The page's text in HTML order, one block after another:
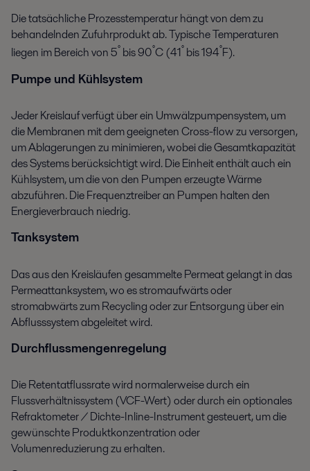
Die tatsächliche Prozesstemperatur hängt von dem zu
behandelnden Zufuhrprodukt ab. Typische Temperaturen
liegen im Bereich von 5° bis 90°C (41° bis 194°F).
Pumpe und Kühlsystem
Jeder Kreislauf verfügt über ein Umwälzpumpensystem, um
die Membranen mit dem geeigneten Cross-flow zu versorgen,
um Ablagerungen zu minimieren, wobei die Gesamtkapazität
des Systems berücksichtigt wird. Die Einheit enthält auch ein
Kühlsystem, um die von den Pumpen erzeugte Wärme
abzuführen. Die Frequenztreiber an Pumpen halten den
Energieverbrauch niedrig.
Tanksystem
Das aus den Kreisläufen gesammelte Permeat gelangt in das
Permeattanksystem, wo es stromaufwärts oder
stromabwärts zum Recycling oder zur Entsorgung über ein
Abflusssystem abgeleitet wird.
Durchflussmengenregelung
Die Retentatflussrate wird normalerweise durch ein
Flussverhältnissystem (VCF-Wert) oder durch ein optionales
Refraktometer / Dichte-Inline-Instrument gesteuert, um die
gewünschte Produktkonzentration oder
Volumenreduzierung zu erhalten.